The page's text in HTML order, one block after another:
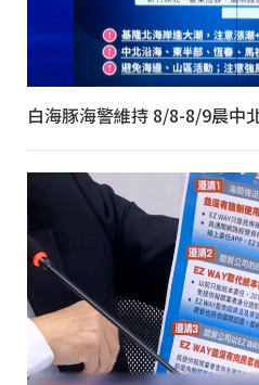
白海豚海警維持 8/8-8/9晨中